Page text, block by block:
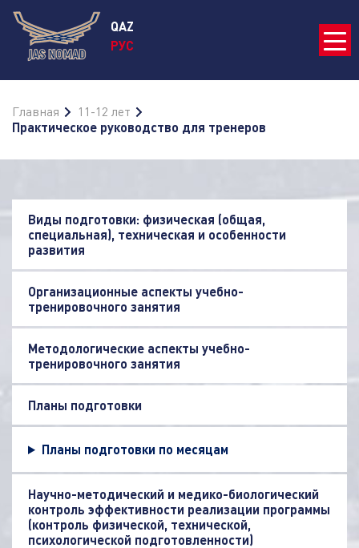
QAZ
РУС
Главная 11-12 лет
Практическое руководство для тренеров
Виды подготовки: физическая (общая,
специальная), техническая и особенности
развития
Организационные аспекты учебно-
тренировочного занятия
Методологические аспекты учебно-
тренировочного занятия
Планы подготовки
Планы подготовки по месяцам
Научно-методический и медико-биологический
контроль эффективности реализации программы
(контроль физической, технической,
психологической подготовленности)